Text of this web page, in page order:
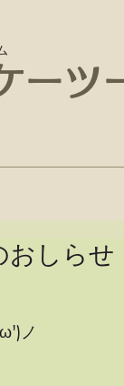
ーツ
おしらせ
ノ